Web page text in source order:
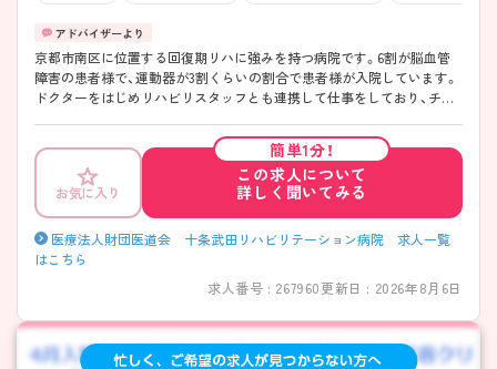
京都市南区に位置する回復期リハに強みを持つ病院です。6割が脳血管
障害の患者様で、運動器が3割くらいの割合で患者様が入院しています。
ドクターをはじめリハビリスタッフとも連携して仕事をしており、チー
ーションのここが魅力です！】①教育研修体制が充実しておりますので、
困ったことがあればすぐに質問することができます。②託児所・保育所
が完備しておりますので、子育て中の方も安心して勤務することができ
ます。ご興味をお持ちの方はお気軽にお問い合わせください。
お気に入り
簡単1分！
この求人について
詳しく聞いてみる
医療法人財団医道会 十条武田リハビリテーション病院 求人一覧
はこちら
求人番号 : 267960更新日 : 2026年8月6日